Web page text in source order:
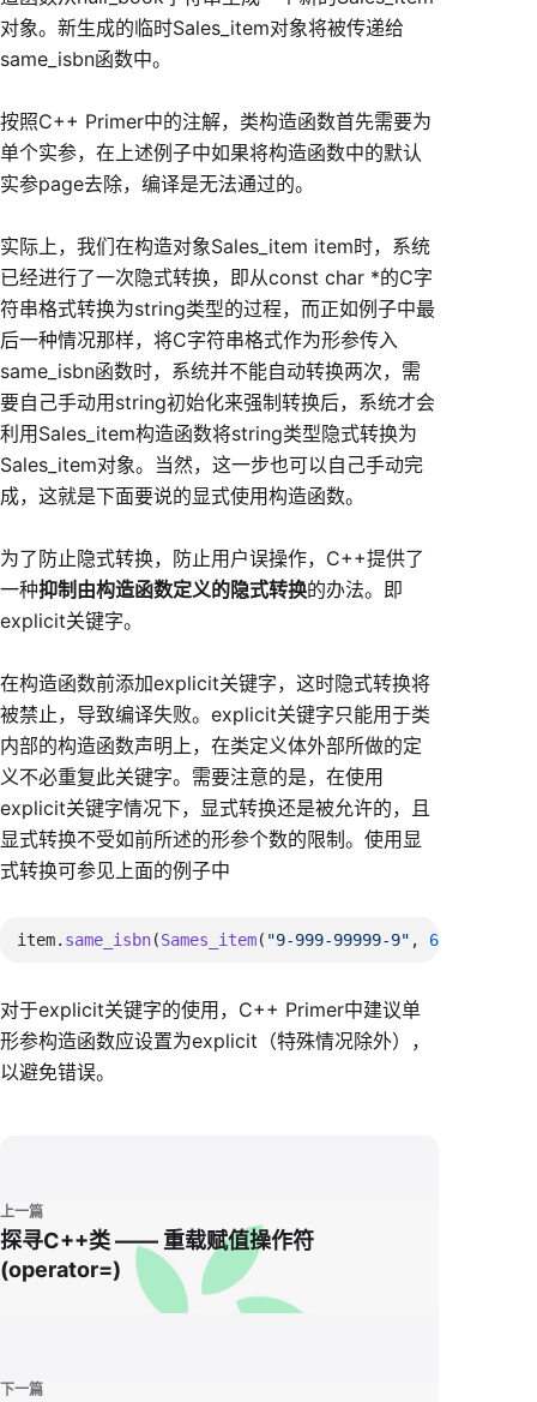
对象。新生成的临时Sales_item对象将被传递给
same_isbn函数中。
按照C++ Primer中的注解，类构造函数首先需要为
单个实参，在上述例子中如果将构造函数中的默认
实参page去除，编译是无法通过的。
实际上，我们在构造对象Sales_item item时，系统
已经进行了一次隐式转换，即从const char *的C字
符串格式转换为string类型的过程，而正如例子中最
后一种情况那样，将C字符串格式作为形参传入
same_isbn函数时，系统并不能自动转换两次，需
要自己手动用string初始化来强制转换后，系统才会
利用Sales_item构造函数将string类型隐式转换为
Sales_item对象。当然，这一步也可以自己手动完
成，这就是下面要说的显式使用构造函数。
为了防止隐式转换，防止用户误操作，C++提供了
一种抑制由构造函数定义的隐式转换的办法。即
explicit关键字。
在构造函数前添加explicit关键字，这时隐式转换将
被禁止，导致编译失败。explicit关键字只能用于类
内部的构造函数声明上，在类定义体外部所做的定
义不必重复此关键字。需要注意的是，在使用
explicit关键字情况下，显式转换还是被允许的，且
显式转换不受如前所述的形参个数的限制。使用显
式转换可参见上面的例子中
item. same_isbn(Sames_item( "9-999-99999-9" , 600
对于explicit关键字的使用，C++ Primer中建议单
形参构造函数应设置为explicit（特殊情况除外），
以避免错误。
上一篇
探寻C++类 —— 重载赋值操作符
(operator=)
下一篇